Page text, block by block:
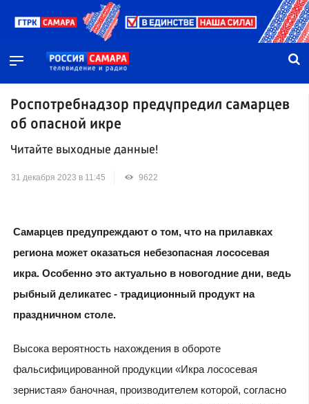
Роспотребнадзор предупредил самарцев
об опасной икре
Читайте выходные данные!
31 декабря 2023 в 11:45 9622
Самарцев предупреждают о том, что на прилавках
региона может оказаться небезопасная лососевая
икра. Особенно это актуально в новогодние дни, ведь
рыбный деликатес - традиционный продукт на
праздничном столе.
Высока вероятность нахождения в обороте
фальсифицированной продукции «Икра лососевая
зернистая» баночная, производителем которой, согласно